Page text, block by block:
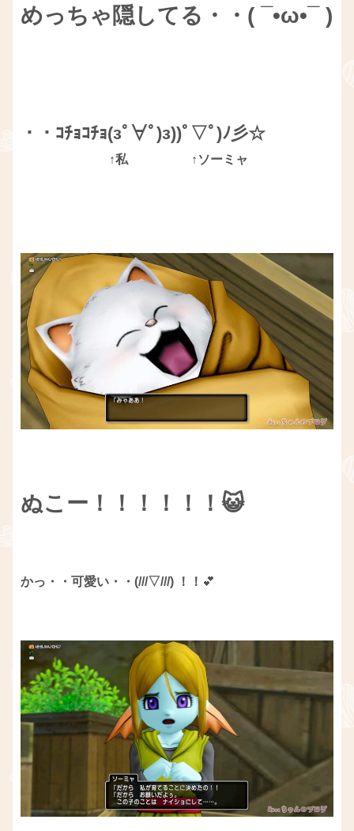
めっちゃ隠してる・・( ¯•ω•¯ )
・・ｺﾁｮｺﾁｮ(зﾟ∀ﾟ)з))ﾟ▽ﾟ)ﾉ彡☆
↑私 ↑ソーミャ
ぬこー！！！！！！😺
かっ・・可愛い・・(///▽///) ！！ 💕